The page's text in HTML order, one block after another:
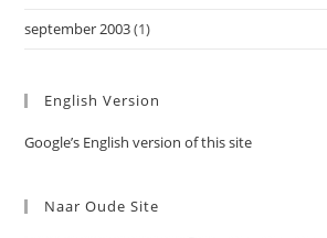
september 2003(1)
English Version
Google’s English version of this site
Naar Oude Site